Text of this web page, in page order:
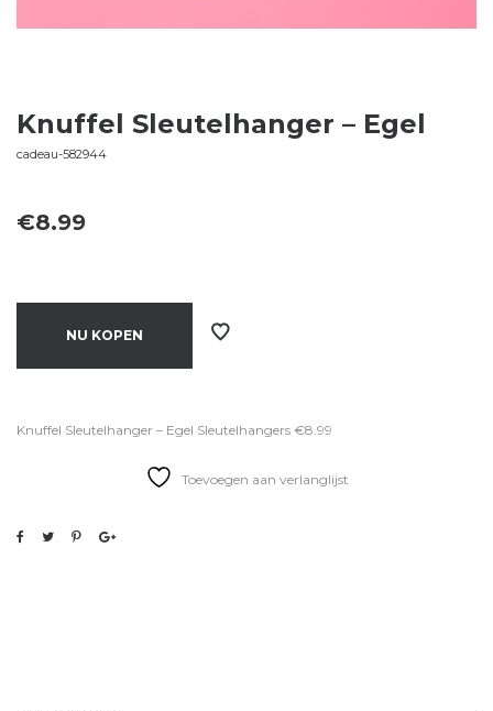
Knuffel Sleutelhanger – Egel
cadeau-582944
€8.99
NU KOPEN
Knuffel Sleutelhanger – Egel Sleutelhangers €8.99
Toevoegen aan verlanglijst